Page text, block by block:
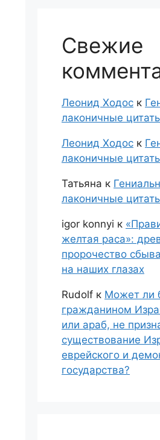
Свежие
Леонид Ходос к
лаконичные
Леонид Ходос к
лаконичные
Татьяна к
лаконичные
igor konnyi к
желтая раса»:
пророчество
на наших глазах
Rudolf к Может ли
гражданином
или араб, не
существование
еврейского и
государства?